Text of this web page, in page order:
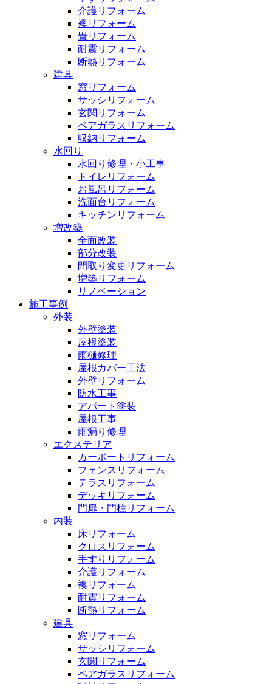
介護リフォーム
襖リフォーム
畳リフォーム
耐震リフォーム
断熱リフォーム
建具
窓リフォーム
サッシリフォーム
玄関リフォーム
ペアガラスリフォーム
収納リフォーム
水回り
水回り修理・小工事
トイレリフォーム
お風呂リフォーム
洗面台リフォーム
キッチンリフォーム
増改築
全面改装
部分改装
間取り変更リフォーム
増築リフォーム
リノベーション
施工事例
外装
外壁塗装
屋根塗装
雨樋修理
屋根カバー工法
外壁リフォーム
防水工事
アパート塗装
屋根工事
雨漏り修理
エクステリア
カーポートリフォーム
フェンスリフォーム
テラスリフォーム
デッキリフォーム
門扉・門柱リフォーム
内装
床リフォーム
クロスリフォーム
手すりリフォーム
介護リフォーム
襖リフォーム
耐震リフォーム
断熱リフォーム
建具
窓リフォーム
サッシリフォーム
玄関リフォーム
ペアガラスリフォーム